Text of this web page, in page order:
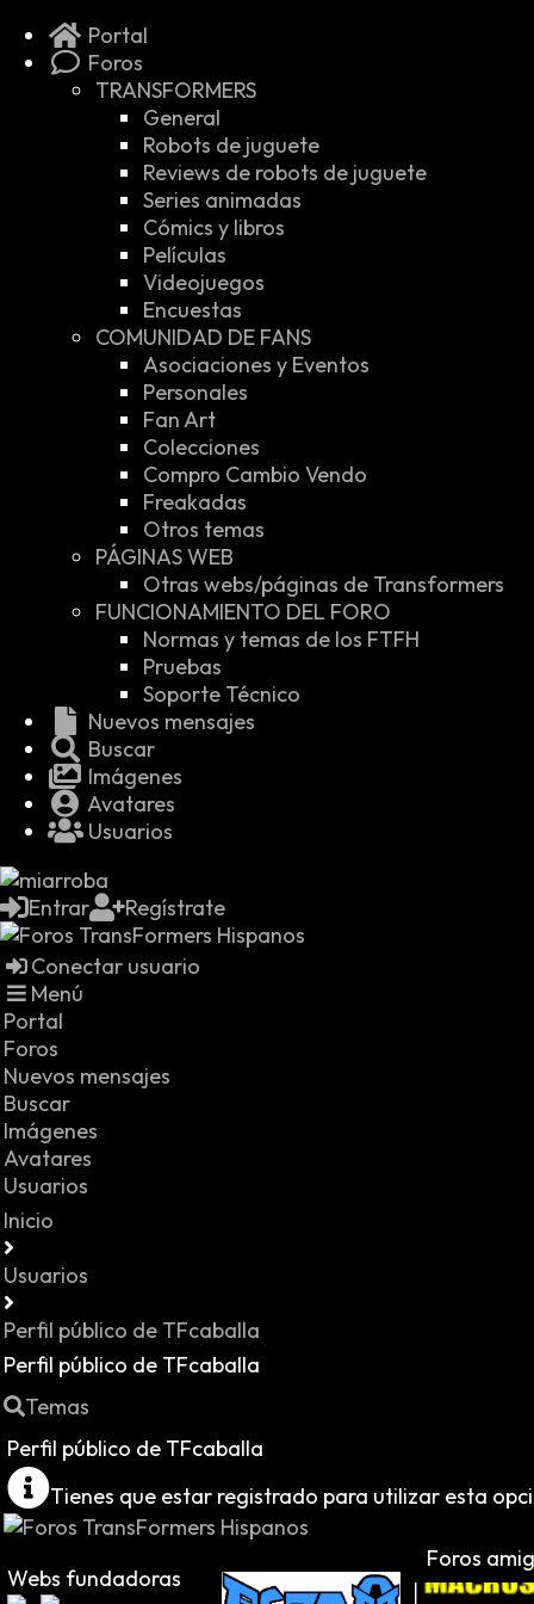
Portal
Foros
TRANSFORMERS
General
Robots de juguete
Reviews de robots de juguete
Series animadas
Cómics y libros
Películas
Videojuegos
Encuestas
COMUNIDAD DE FANS
Asociaciones y Eventos
Personales
Fan Art
Colecciones
Compro Cambio Vendo
Freakadas
Otros temas
PÁGINAS WEB
Otras webs/páginas de Transformers
FUNCIONAMIENTO DEL FORO
Normas y temas de los FTFH
Pruebas
Soporte Técnico
Nuevos mensajes
Buscar
Imágenes
Avatares
Usuarios
Entrar Regístrate
Conectar usuario
Menú
Portal
Foros
Nuevos mensajes
Buscar
Imágenes
Avatares
Usuarios
Inicio
Usuarios
Perfil público de TFcaballa
Perfil público de TFcaballa
Temas
Perfil público de TFcaballa
Tienes que estar registrado para utilizar esta
Webs fundadoras
Foros